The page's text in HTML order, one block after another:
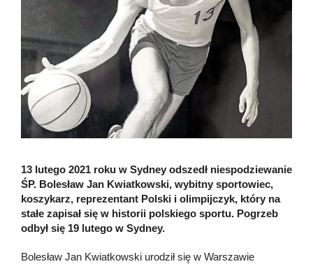
13 lutego 2021 roku w Sydney odszedł niespodziewanie
ŚP. Bolesław Jan Kwiatkowski, wybitny sportowiec,
koszykarz, reprezentant Polski i olimpijczyk, który na
stałe zapisał się w historii polskiego sportu. Pogrzeb
odbył się 19 lutego w Sydney.
Bolesław Jan Kwiatkowski urodził się w Warszawie